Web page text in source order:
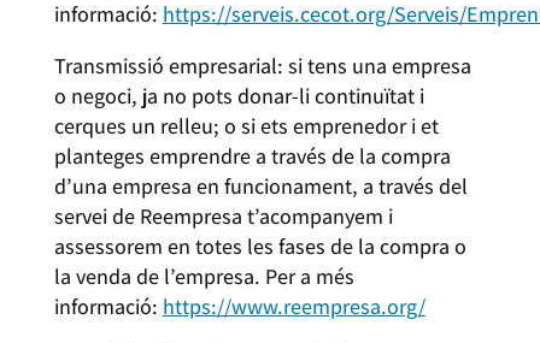
informació: https://serveis.cecot.org/Serveis/
Transmissió empresarial: si tens una empresa
o negoci, ja no pots donar-li continuïtat i
cerques un relleu; o si ets emprenedor i et
planteges emprendre a través de la compra
d’una empresa en funcionament, a través del
servei de Reempresa t’acompanyem i
assessorem en totes les fases de la compra o
la venda de l’empresa. Per a més
informació: https://www.reempresa.org/